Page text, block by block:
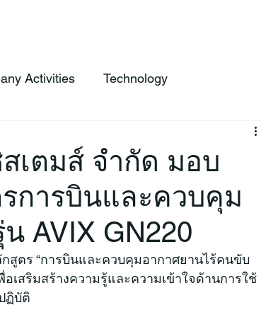
Activities Technology
เตมส์ จำกัด มอบ
การบินและควบคุม
AVIX GN220
สูตร “การบินและควบคุมอากาศยานไร้คนขับ
เสริมสร้างความรู้และความเข้าใจด้านการใช้
ฏิบัติ